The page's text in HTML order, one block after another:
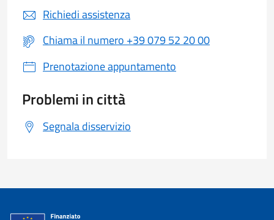
Richiedi assistenza
Chiama il numero +39 079 52 20 00
Prenotazione appuntamento
Problemi in città
Segnala disservizio